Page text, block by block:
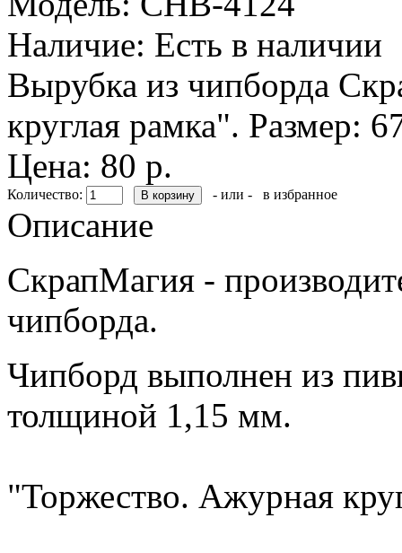
Наличие: Есть в наличии
Вырубка из чипборда
круглая рамка". Размер:
Цена: 80 р.
Количество: - или - в избранное
Описание
СкрапМагия -
чипборда.
Чипборд выполнен из
толщиной 1,15 мм.
"Торжество. Ажурная